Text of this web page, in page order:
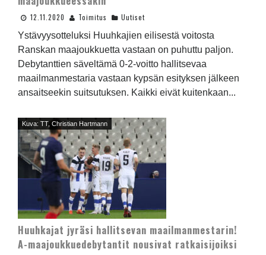
12.11.2020 Toimitus Uutiset
Ystävyysotteluksi Huuhkajien eilisestä voitosta
Ranskan maajoukkuetta vastaan on puhuttu paljon.
Debytanttien säveltämä 0-2-voitto hallitsevaa
maailmanmestaria vastaan kypsän esityksen jälkeen
ansaitseekin suitsutuksen. Kaikki eivät kuitenkaan...
Kuva: TT, Christian Hartmann
Huuhkajat jyräsi hallitsevan maailmanmestarin!
A-maajoukkuedebytantit nousivat ratkaisijoiksi